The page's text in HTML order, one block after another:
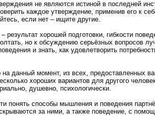
не являются истиной в последней
каждое утверждение, применив его к
если нет – ищите другие.
хорошей подготовки, гибкости
но к обсуждению серьёзных вопросов
и знать, как удовлетворить
данный момент, из всех, предоставленных
хороших вариантов для другого
душевно, психологически.
понять способы мышления и поведения
за ними, а также поведение, с